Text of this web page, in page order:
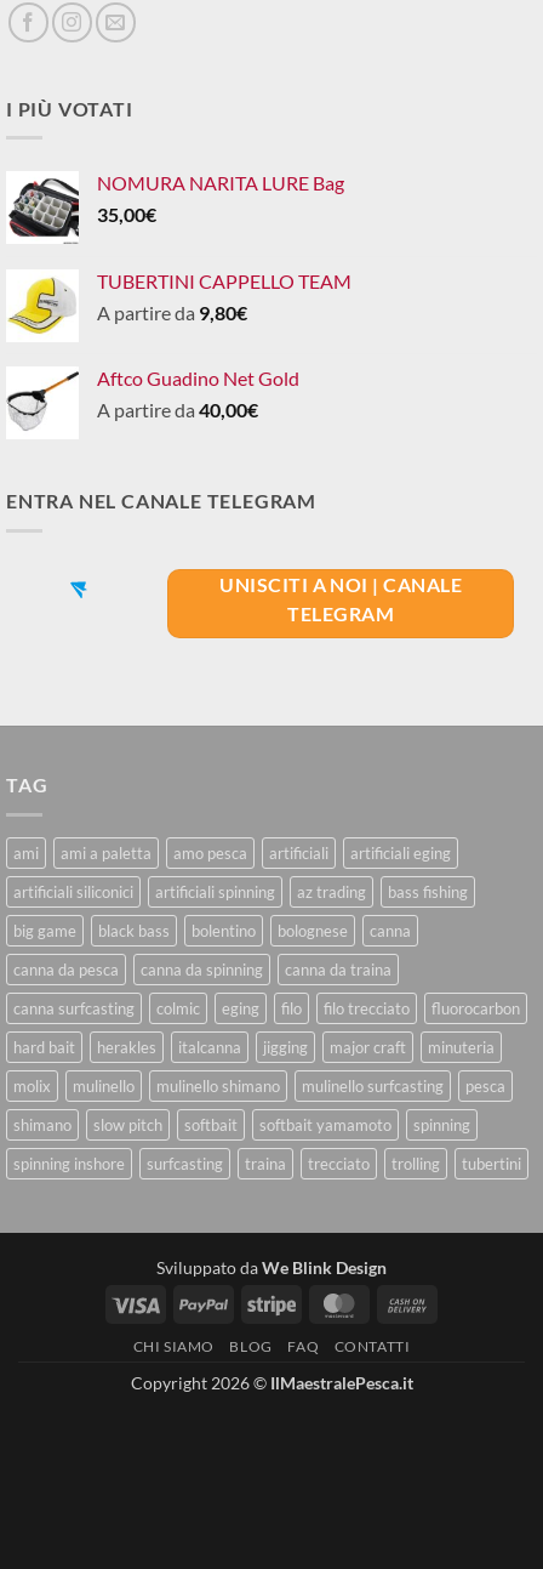
I PIÙ VOTATI
NOMURA NARITA LURE Bag
35,00€
TUBERTINI CAPPELLO TEAM
A partire da 9,80€
Aftco Guadino Net Gold
A partire da 40,00€
ENTRA NEL CANALE TELEGRAM
UNISCITI A NOI | CANALE
TELEGRAM
TAG
ami ami a paletta amo pesca artificiali
artificiali eging
artificiali siliconici
artificiali spinning az trading
bass fishing
big game
black bass bolentino bolognese
canna
canna da pesca
canna da spinning
canna da traina
canna surfcasting
colmic eging filo filo trecciato
fluorocarbon
hard bait
herakles italcanna jigging major craft
minuteria
molix
mulinello mulinello shimano mulinello surfcasting
pesca
shimano
slow pitch softbait softbait yamamoto
spinning
spinning inshore
surfcasting traina trecciato trolling tubertini
Sviluppato daWe Blink Design
Visa
PayPal Stripe MasterCard
CHI SIAMO BLOG FAQ CONTATTI
Copyright 2026 © IlMaestralePesca.it